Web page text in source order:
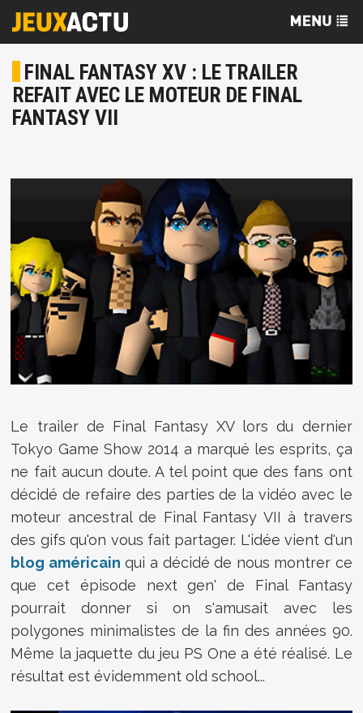
FINAL FANTASY XV : LE TRAILER
REFAIT AVEC LE MOTEUR DE FINAL
FANTASY VII
Le trailer de Final Fantasy XV lors du dernier
Tokyo Game Show 2014 a marqué les esprits, ça
ne fait aucun doute. A tel point que des fans ont
décidé de refaire des parties de la vidéo avec le
moteur ancestral de Final Fantasy VII à travers
des gifs qu'on vous fait partager. L'idée vient d'un
blog américain qui a décidé de nous montrer ce
que cet épisode next gen' de Final Fantasy
pourrait donner si on s'amusait avec les
polygones minimalistes de la fin des années 90.
Même la jaquette du jeu PS One a été réalisé. Le
résultat est évidemment old school...